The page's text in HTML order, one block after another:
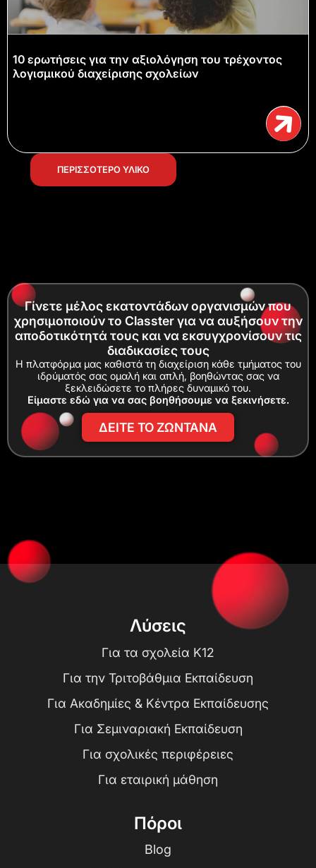
10 ερωτήσεις για την αξιολόγηση του τρέχοντος
λογισμικού διαχείρισης σχολείων
ΠΕΡΙΣΣΟΤΕΡΟ ΥΛΙΚΟ
Γίνετε μέλος εκατοντάδων οργανισμών που
χρησιμοποιούν το Classter για να αυξήσουν την
αποδοτικότητά τους και να εκσυγχρονίσουν τις
διαδικασίες τους
Η πλατφόρμα μας καθιστά τη διαχείριση κάθε τμήματος του
ιδρύματός σας ομαλή και απλή, βοηθώντας σας να
ξεκλειδώσετε το πλήρες δυναμικό του.
Είμαστε εδώ για να σας βοηθήσουμε να ξεκινήσετε.
ΔΕΙΤΕ ΤΟ ΖΩΝΤΑΝΑ
Λύσεις
Για τα σχολεία K12
Για την Τριτοβάθμια Εκπαίδευση
Για Ακαδημίες & Κέντρα Εκπαίδευσης
Για Σεμιναριακή Εκπαίδευση
Για σχολικές περιφέρειες
Για εταιρική μάθηση
Πόροι
Blog